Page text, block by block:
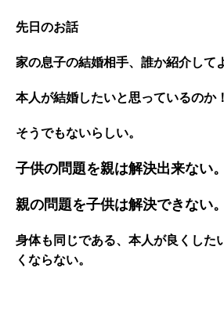
先日のお話
家の息子の結婚相手、誰か紹介してよ
本人が結婚したいと思っているのか
そうでもないらしい。
子供の問題を親は解決出来ない。
親の問題を子供は解決できない。
身体も同じである、本人が良くした
くならない。